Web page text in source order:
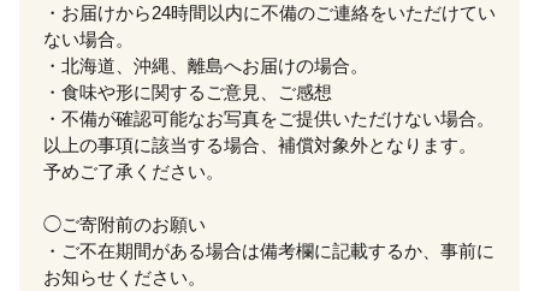
・お届けから24時間以内に不備のご連絡をいただけてい
ない場合。
・北海道、沖縄、離島へお届けの場合。
・食味や形に関するご意見、ご感想
・不備が確認可能なお写真をご提供いただけない場合。
以上の事項に該当する場合、補償対象外となります。
予めご了承ください。
◯ご寄附前のお願い
・ご不在期間がある場合は備考欄に記載するか、事前に
お知らせください。